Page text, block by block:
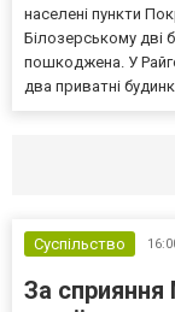
населені пункти
Білозерському дві
пошкоджена. У
два приватні
Суспільство
За сприяння